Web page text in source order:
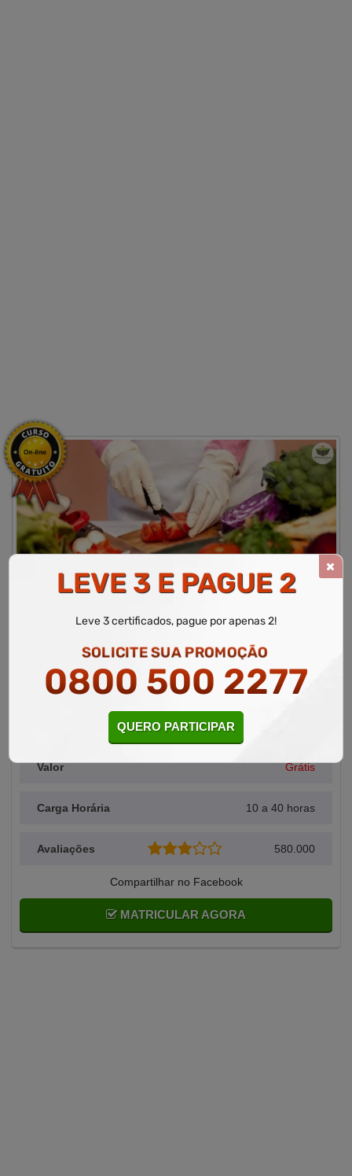
Área Relacionada Nutrição
Alunos Matriculados
Valor Grátis
Carga Horária 10 a 40 horas
Avaliações 580.000
Compartilhar no Facebook
MATRICULAR AGORA
CURSO LIVRE DE MANUAL DE BOAS PRÁTICAS PARA
WR Educacional Cursos
Área de Nutrição
Curso Livre de Manual de Boas Práticas para Manipulação de Alimentos
LEVE 3 E PAGUE 2
Leve 3 certificados, pague por apenas 2!
SOLICITE SUA PROMOÇÃO
0800 500 2277
QUERO PARTICIPAR